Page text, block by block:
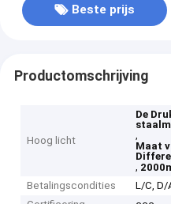
Beste prijs
Productomschrijving
Hoog licht
De
,
Maat
,
Betalingscondities
L/C, D/